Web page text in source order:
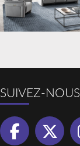
SUIVEZ-NOUS